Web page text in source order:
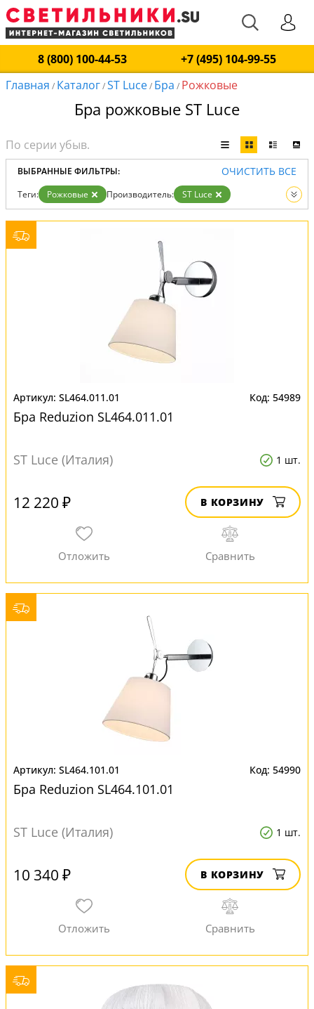
8 (800) 100-44-53
+7 (495) 104-99-55
Главная / Каталог/ST Luce/ Бра / Рожковые
Бра рожковые ST Luce
ВЫБРАННЫЕ ФИЛЬТРЫ: ОЧИСТИТЬ ВСЕ
Теги: Рожковые Производитель:
ST Luce
Вид:
Бра
SL464.011.01 54989
Бра Reduzion SL464.011.01
ST Luce (Италия) 1 шт.
12 220 ₽ В КОРЗИНУ
SL464.101.01 54990
Бра Reduzion SL464.101.01
ST Luce (Италия) 1 шт.
10 340 ₽ В КОРЗИНУ